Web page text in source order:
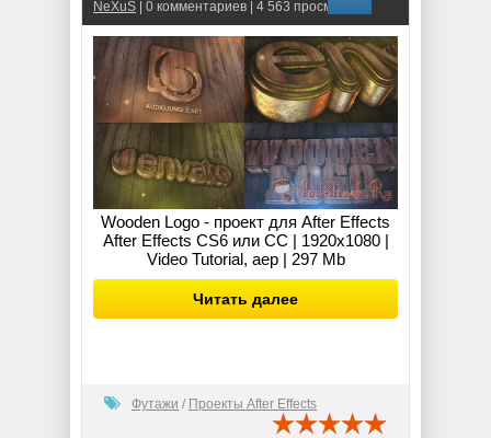
NeXuS | 0 комментариев | 4 563 просмотров
Wooden Logo - проект для After Effects
After Effects CS6 или CC | 1920x1080 |
Video Tutorial, aep | 297 Mb
Читать далее
Футажи / Проекты After Effects